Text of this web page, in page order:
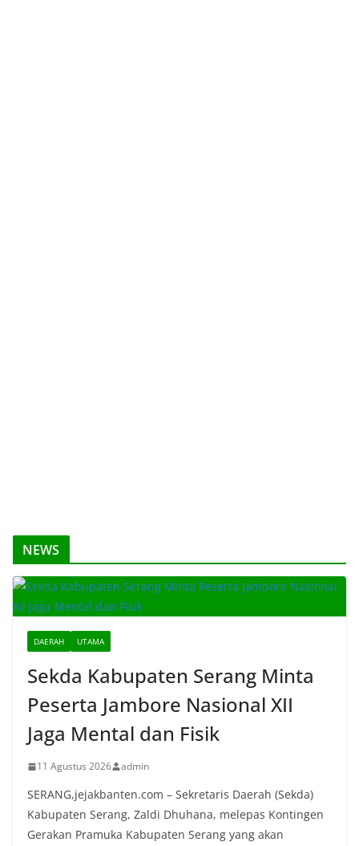
NEWS
DAERAH UTAMA
Sekda Kabupaten Serang Minta
Peserta Jambore Nasional XII
Jaga Mental dan Fisik
11 Agustus 2026 admin
SERANG,jejakbanten.com – Sekretaris Daerah (Sekda)
Kabupaten Serang, Zaldi Dhuhana, melepas Kontingen
Gerakan Pramuka Kabupaten Serang yang akan